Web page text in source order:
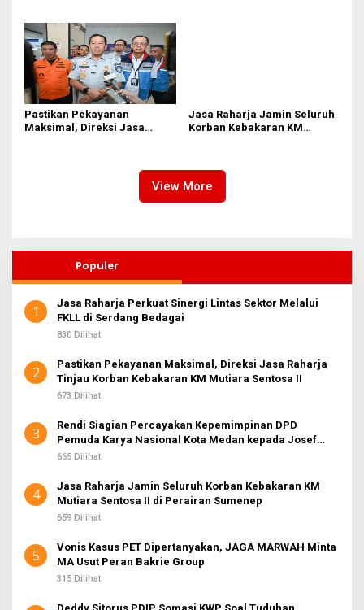
Pastikan Pekayanan
Maksimal, Direksi Jasa
Jasa Raharja Jamin Seluruh
Korban Kebakaran KM
View More
Populer
1
Jasa Raharja Perkuat Sinergi Lintas Sektor Melalui
FKLL di Serdang Bedagai
830 Dilihat
2
Pastikan Pekayanan Maksimal, Direksi Jasa Raharja
Tinjau Korban Kebakaran KM Mutiara Sentosa II
673 Dilihat
3
Rendi Siagian Percayakan Kepemimpinan DPD
Pemuda Karya Nasional Kota Medan kepada Josef
Sembiring
665 Dilihat
4
Jasa Raharja Jamin Seluruh Korban Kebakaran KM
Mutiara Sentosa II di Perairan Sumenep
659 Dilihat
5
Vonis Kasus PET Dipertanyakan, JAGA MARWAH Minta
MA Usut Peran Bakrie Group
315 Dilihat